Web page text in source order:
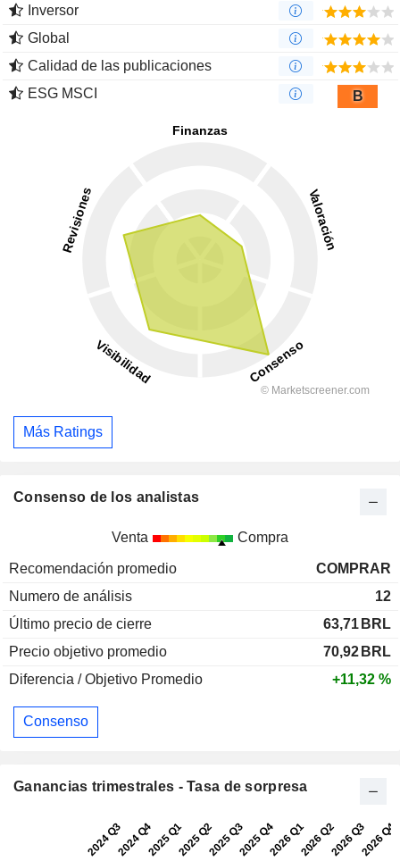
Inversor
Global
Calidad de las publicaciones
ESG MSCI
B
Más Ratings
Consenso de los analistas
Venta Compra
Recomendación promedio
COMPRAR
Numero de análisis
12
Último precio de cierre
63,71 BRL
Precio objetivo promedio
70,92 BRL
Diferencia / Objetivo Promedio
+11,32 %
Consenso
Ganancias trimestrales - Tasa de sorpresa